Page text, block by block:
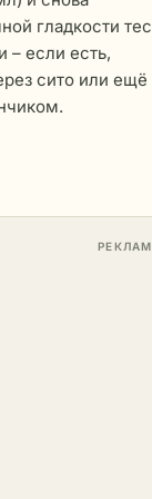
гладкости
– если есть,
сито или ещё